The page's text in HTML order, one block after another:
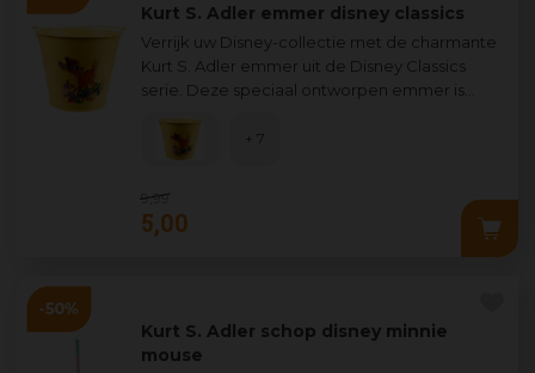
Kurt S. Adler emmer disney classics
Verrijk uw Disney-collectie met de charmante
Kurt S. Adler emmer uit de Disney Classics
serie. Deze speciaal ontworpen emmer is
9 99
5,00
+ 7
Kurt S. Adler schop disney minnie
mouse